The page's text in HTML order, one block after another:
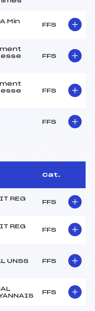
Min
FFS
FFS
FFS
FFS
Cat.
REG
FFS
REG
FFS
UNSS
FFS
FFS